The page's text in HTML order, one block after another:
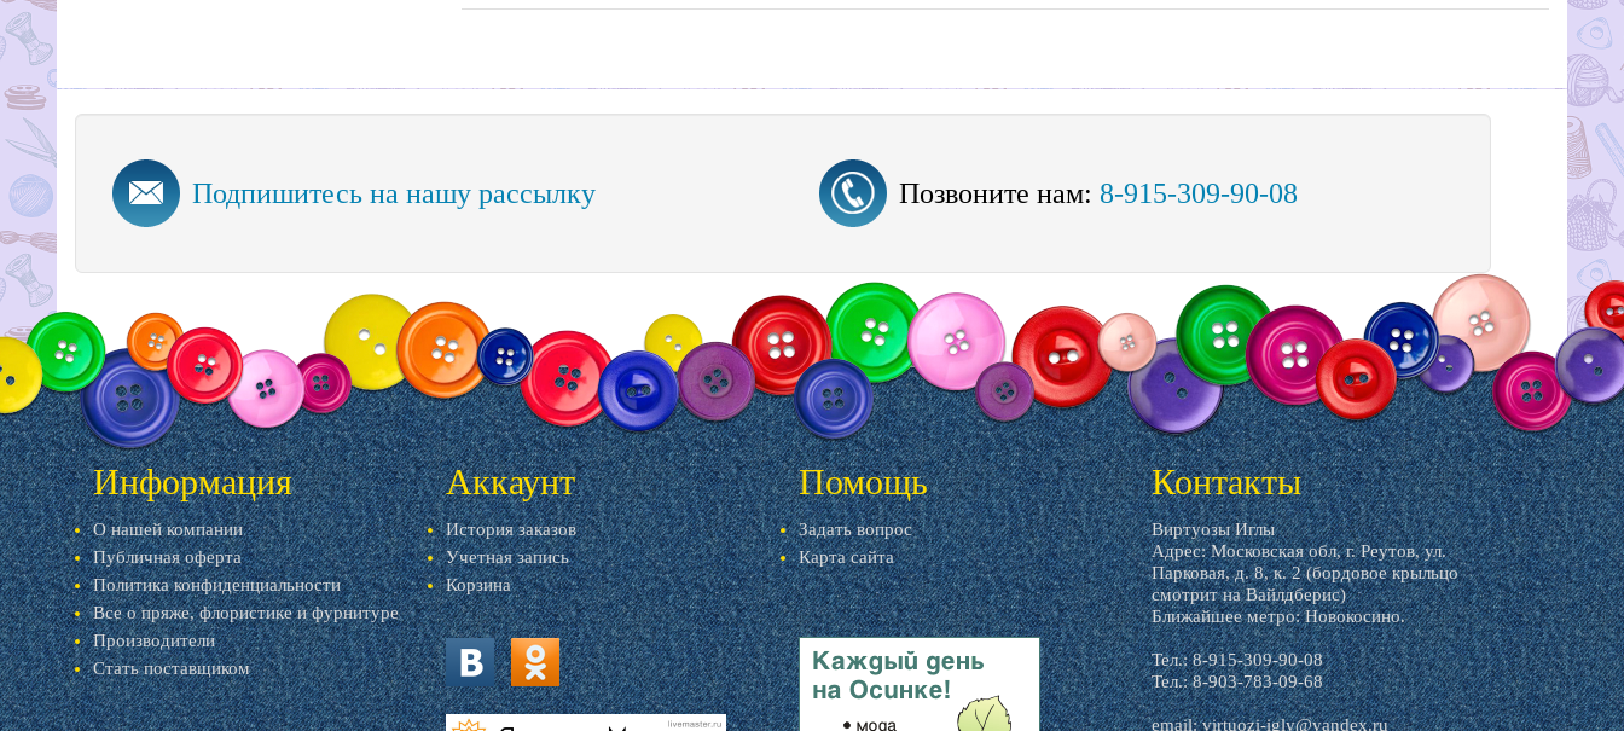
Подпишитесь на нашу рассылку Позвоните нам: 8-915-309-90-08
Информация
О нашей компании
Публичная оферта
Политика конфиденциальности
Все о пряже, флористике и фурнитуре
Производители
Стать поставщиком
Аккаунт
История заказов
Учетная запись
Корзина
vk.com ok.ru
Помощь
Задать вопрос
Карта сайта
Контакты
Виртуозы Иглы
Адрес: Московская обл, г. Реутов, ул.
Парковая, д. 8, к. 2 (бордовое крыльцо
смотрит на Вайлдберис)
Ближайшее метро: Новокосино.
Тел.: 8-915-309-90-08
Тел.: 8-903-783-09-68
email:virtuozi-igly@yandex.ru